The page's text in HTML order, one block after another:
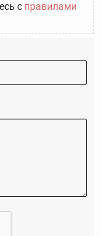
с правилами